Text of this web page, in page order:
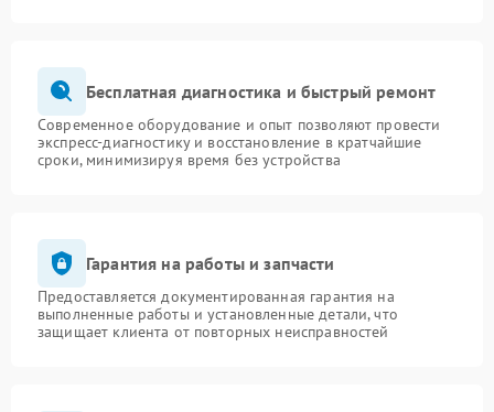
Бесплатная диагностика и быстрый ремонт
Современное оборудование и опыт позволяют провести
экспресс-диагностику и восстановление в кратчайшие
сроки, минимизируя время без устройства
Гарантия на работы и запчасти
Предоставляется документированная гарантия на
выполненные работы и установленные детали, что
защищает клиента от повторных неисправностей